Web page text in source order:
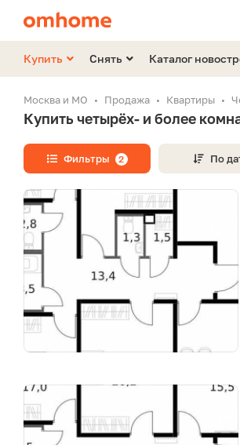
Купить Снять Каталог
Москва и МО Продажа Квартиры
Купить четырёх- и более
Фильтры 2 По